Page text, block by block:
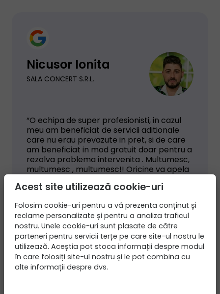
Nicusor Ionita
SALA CONCERT S.R.L.
“O echipa de super profesionisti, in cazul
meu am beneficiat de servicii aditionale
care nu erau prevazute in pret, si de care
am beneficiat in mod gratuit doar pentru a
rezolva problema intervenita . Multumesc,
multumesc , multumesc!! Oricine va apela
promtitudinea si profesionalismul lor.”
Acest site utilizează cookie-uri
Folosim cookie-uri pentru a vă prezenta conținut și
reclame personalizate și pentru a analiza traficul
nostru. Unele cookie-uri sunt plasate de către
parteneri pentru servicii terțe pe care site-ul nostru le
utilizează. Aceștia pot stoca informații despre modul
în care folosiți site-ul nostru și le pot combina cu
alte informații despre dvs.